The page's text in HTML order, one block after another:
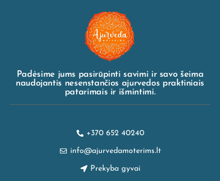
Padėsime jums pasirūpinti savimi ir savo šeima
naudojantis nesenstančios ajurvedos praktiniais
patarimais ir išmintimi.
+370 652 40240
info@ajurvedamoterims.lt
Prekyba gyvai